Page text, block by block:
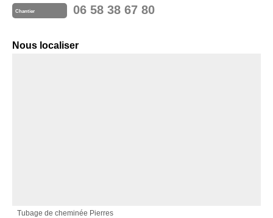
Chantier 06 58 38 67 80
Nous localiser
Tubage de cheminée Pierres